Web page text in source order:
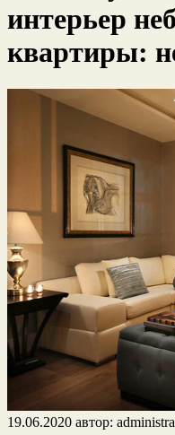
интерьер
квартиры:
19.06.2020 автор: